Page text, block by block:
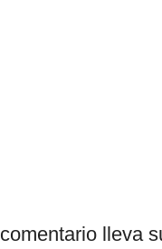
lleva